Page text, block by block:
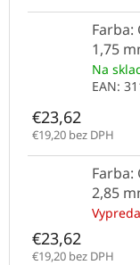
Farba:
1,75
Na
EAN:
€23,62
€19,20 bez DPH
Farba:
2,85
€23,62
€19,20 bez DPH